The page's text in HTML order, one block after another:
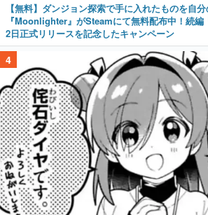
【無料】ダンジョン探索で手に入れたものを自
『Moonlighter』がSteamにて無料配布中！続
2日正式リリースを記念したキャンペーン
4